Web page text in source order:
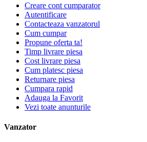
Creare cont cumparator
Autentificare
Contacteaza vanzatorul
Cum cumpar
Propune oferta ta!
Timp livrare piesa
Cost livrare piesa
Cum platesc piesa
Returnare piesa
Cumpara rapid
Adauga la Favorit
Vezi toate anunturile
Vanzator